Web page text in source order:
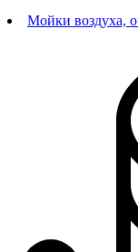
Мойки воздуха,